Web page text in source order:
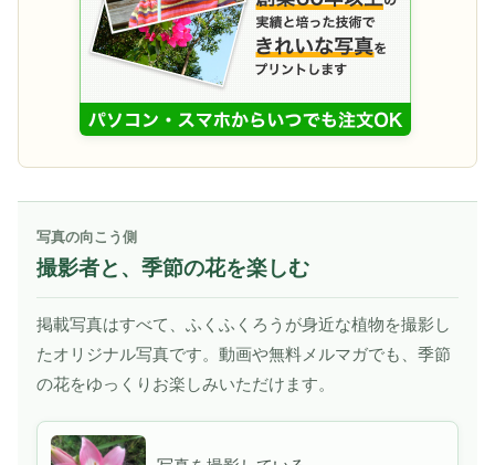
写真の向こう側
撮影者と、季節の花を楽しむ
掲載写真はすべて、ふくふくろうが身近な植物を撮影し
たオリジナル写真です。動画や無料メルマガでも、季節
の花をゆっくりお楽しみいただけます。